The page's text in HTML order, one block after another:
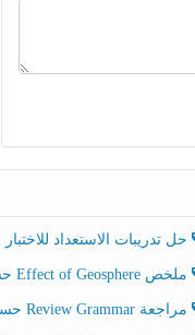
حل تدريبات الاستعداد للاختبار العلوم
ملخص Effect of Geosphere حسب الهيكل الوزاري العلوم المتكاملة الصف الخامس انسبير الفصل الثالث
مراجعة Review Grammar حسب الهيكل اللغة الإنجليزية الصف الخامس الفصل الثالث